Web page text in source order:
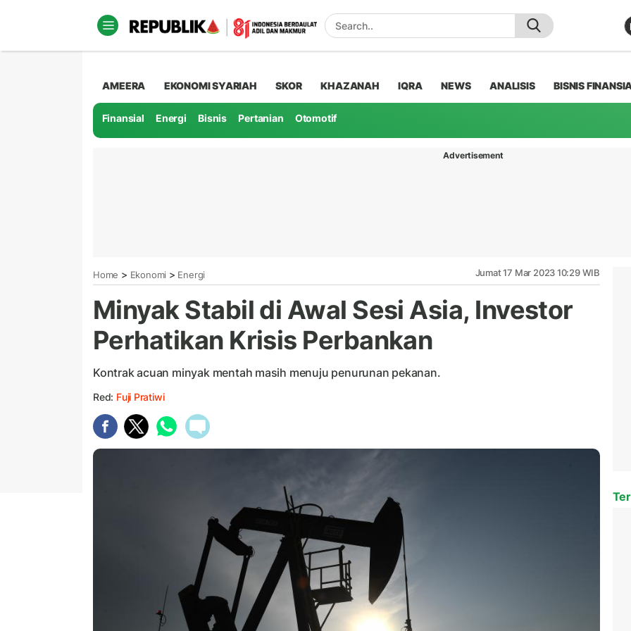
AMEERA EKONOMI SYARIAH SKOR KHAZANAH IQRA NEWS ANALISIS BISNIS
Finansial Energi Bisnis Pertanian Otomotif
Advertisement
Home > Ekonomi > Energi Jumat 17 Mar 2023 10:29 WIB
Minyak Stabil di Awal Sesi Asia, Investor
Perhatikan Krisis Perbankan
Kontrak acuan minyak mentah masih menuju penurunan pekanan.
Red: Fuji Pratiwi